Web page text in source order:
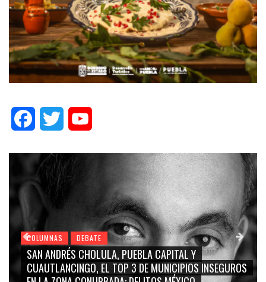
FacebookTwitter
COLUMNAS DEBATE
GRACE PALOMARES, NAY SALVATORI, SERGIO MAYER,
CARMEN SALINAS “LA CORCHOLATA”, CUAUHTÉMOC